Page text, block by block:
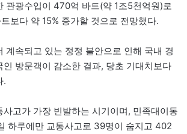
관광수입이 470억 바트(약 1조5천억원)로
보다 약 15% 증가할 것으로 전망했다.
계속되고 있는 정정 불안으로 인해 국내 경
인 방문객이 감소한 결과, 당초 기대치보다
.
사고가 가장 빈발하는 시기이며, 민족대이동
하루에만 교통사고로 39명이 숨지고 402